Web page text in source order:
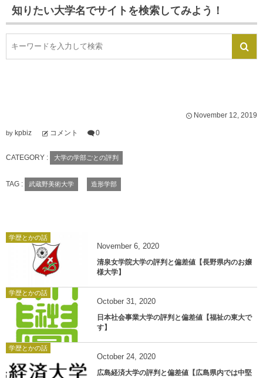
知りたい大学名でサイトを検索してみよう！
November 12, 2019
by kpbiz コメント 0
CATEGORY : 大学の学部ごとの評判
TAG : 武蔵野美術大学 造形学部
学歴とかの話
November 6, 2020
清泉女学院大学の評判と偏差値【長野県内のお嬢
様大学】
学歴とかの話
October 31, 2020
日本社会事業大学の評判と偏差値【福祉の東大で
す】
学歴とかの話
October 24, 2020
広島経済大学の評判と偏差値【広島県内では中堅